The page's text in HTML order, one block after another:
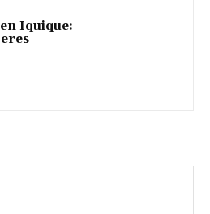
Iquique: